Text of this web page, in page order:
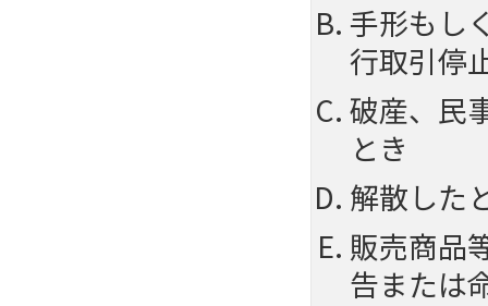
手形もし
行取引停
破産、民
とき
解散した
販売商品
告または